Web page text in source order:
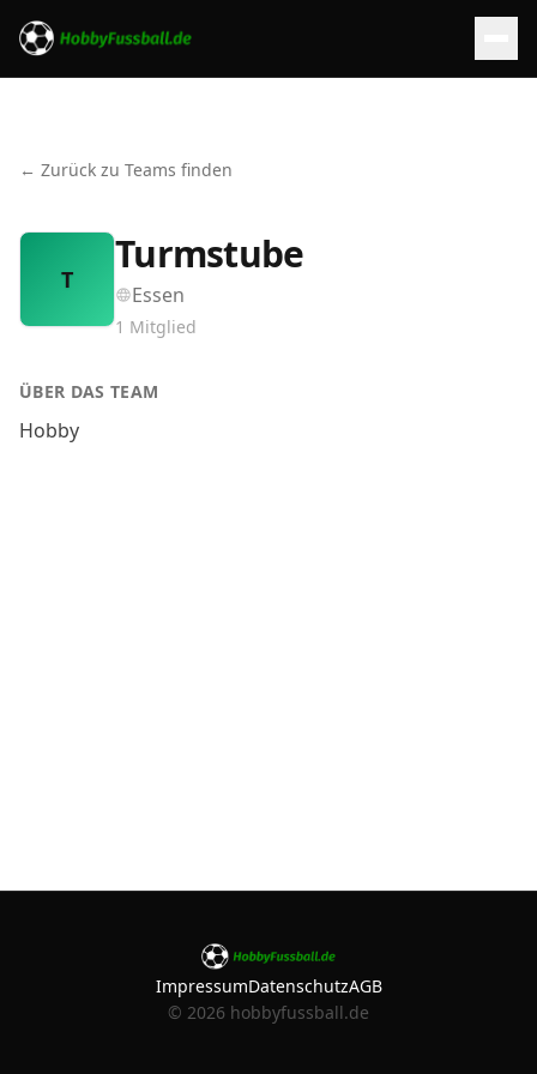
← Zurück zu Teams finden
T
Turmstube
Essen
1 Mitglied
ÜBER DAS TEAM
Hobby
ImpressumDatenschutzAGB
© 2026 hobbyfussball.de